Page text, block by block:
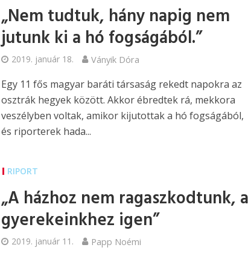
„Nem tudtuk, hány napig nem
jutunk ki a hó fogságából.”
2019. január 18. Ványik Dóra
Egy 11 fős magyar baráti társaság rekedt napokra az
osztrák hegyek között. Akkor ébredtek rá, mekkora
veszélyben voltak, amikor kijutottak a hó fogságából,
és riporterek hada...
RIPORT
„A házhoz nem ragaszkodtunk, a
gyerekeinkhez igen”
2019. január 11. Papp Noémi